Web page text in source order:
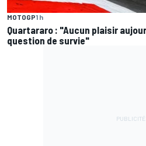
MOTOGP1 h
Quartararo : "Aucun plaisir
question de survie"